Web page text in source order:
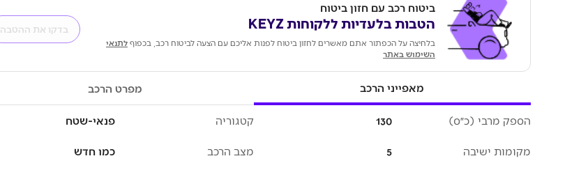
ביטוח רכב עם חזון ביטוח
הטבות בלעדיות ללקוחות KEYZ בדקו את ההטבה
בלחיצה על הכפתור אתם מאשרים לחזון ביטוח לפנות אליכם עם הצעה לביטוח רכב, בכפוף לתנאי
השימוש באתר
מאפייני הרכב מפרט הרכב
הספק מרבי (כ״ס) 130
מקומות ישיבה 5
קטגוריה פנאי-שטח
מצב הרכב כמו חדש